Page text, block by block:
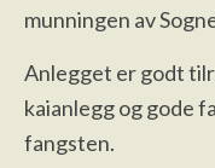
munningen av
Anlegget er godt
kaianlegg og gode
fangsten.